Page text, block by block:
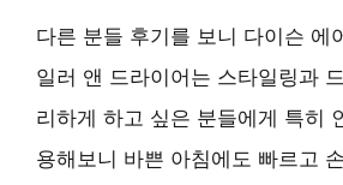
다른 분들 후기를 보니 다이슨 에
일러 앤 드라이어는 스타일링과
리하게 하고 싶은 분들에게 특히
용해보니 바쁜 아침에도 빠르고